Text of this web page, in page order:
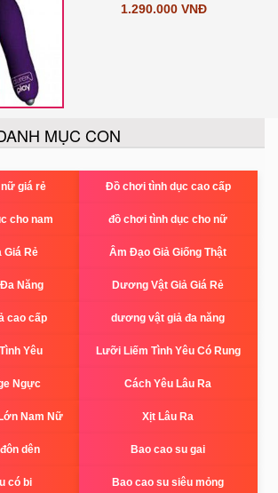
1.290.000 VNĐ
MỤC CON
giá rẻ Đồ chơi tình dục cao cấp
cho nam đồ chơi tình dục cho nữ
Giá Rẻ Âm Đạo Giả Giống Thật
Năng Dương Vật Giả Giá Rẻ
cao cấp dương vật giả đa năng
Yêu Lưỡi Liếm Tình Yêu Có Rung
Ngực Cách Yêu Lâu Ra
Nam Nữ Xịt Lâu Ra
dên Bao cao su gai
có bi Bao cao su siêu mỏng